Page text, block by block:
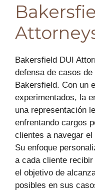
Bakersfield DUI
defensa de casos
Bakersfield. Con un
experimentados, la
una representación
enfrentando cargos
clientes a navegar
Su enfoque
a cada cliente
el objetivo de
posibles en sus